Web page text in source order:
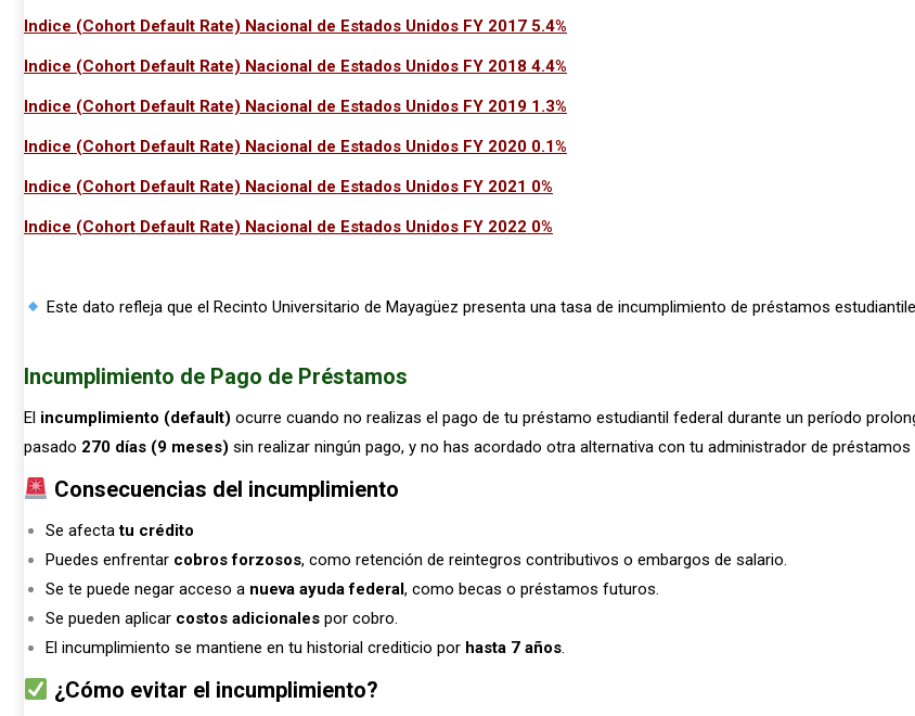
Indice (Cohort Default Rate) Nacional de Estados Unidos FY 2017 5.4%
Indice (Cohort Default Rate) Nacional de Estados Unidos FY 2018 4.4%
Indice (Cohort Default Rate) Nacional de Estados Unidos FY 2019 1.3%
Indice (Cohort Default Rate) Nacional de Estados Unidos FY 2020 0.1%
Indice (Cohort Default Rate) Nacional de Estados Unidos FY 2021 0%
Indice (Cohort Default Rate) Nacional de Estados Unidos FY 2022 0%
Este dato refleja que el Recinto Universitario de Mayagüez presenta una tasa de incumplimiento de préstamos
Incumplimiento de Pago de Préstamos
El incumplimiento (default) ocurre cuando no realizas el pago de tu préstamo estudiantil federal durante un período
pasado 270 días (9 meses) sin realizar ningún pago, y no has acordado otra alternativa con tu administrador de préstamos
Consecuencias del incumplimiento
Se afectatu crédito
Puedes enfrentar cobros forzosos, como retención de reintegros contributivos o embargos de salario.
Se te puede negar acceso a nueva ayuda federal, como becas o préstamos futuros.
Se pueden aplicar costos adicionales por cobro.
El incumplimiento se mantiene en tu historial crediticio por hasta 7 años.
¿Cómo evitar el incumplimiento?